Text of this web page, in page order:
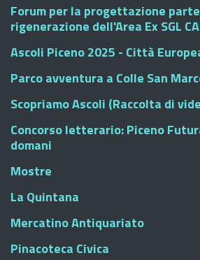
Forum per la progettazione
rigenerazione dell'Area Ex SGL
Ascoli Piceno 2025 - Città
Parco avventura a Colle San
Scopriamo Ascoli (Raccolta di
Concorso letterario: Piceno
domani
Mostre
La Quintana
Mercatino Antiquariato
Pinacoteca Civica